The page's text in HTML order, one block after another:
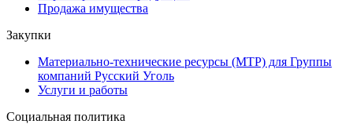
Продажа имущества
Закупки
Материально-технические ресурсы (МТР) для Группы
компаний Русский Уголь
Услуги и работы
Социальная политика